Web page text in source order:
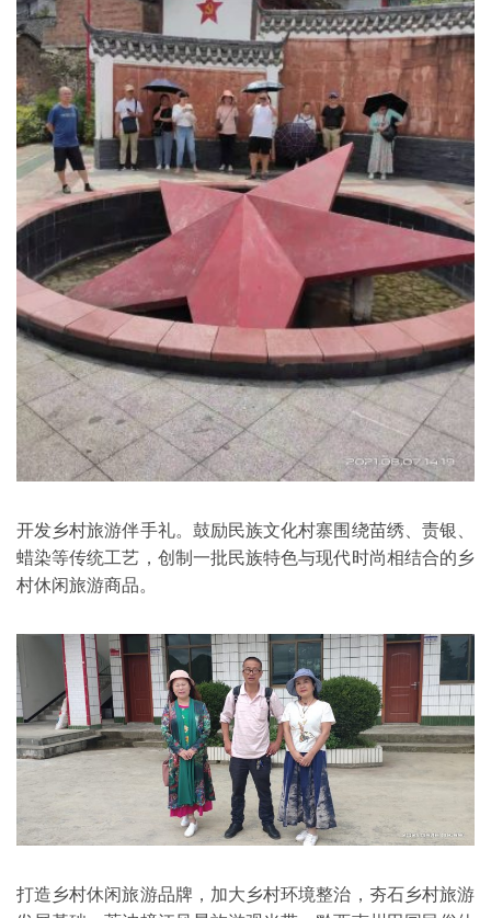
开发乡村旅游伴手礼。鼓励民族文化村寨围绕苗绣、责银、
蜡染等传统工艺，创制一批民族特色与现代时尚相结合的乡
村休闲旅游商品。
打造乡村休闲旅游品牌，加大乡村环境整治，夯石乡村旅游